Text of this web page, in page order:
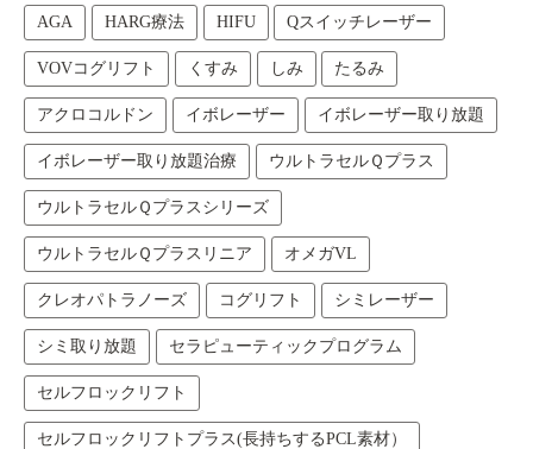
AGA HARG療法 HIFU Qスイッチレーザー
VOVコグリフト くすみ しみ たるみ
アクロコルドン イボレーザー イボレーザー取り放題
イボレーザー取り放題治療 ウルトラセルＱプラス
ウルトラセルＱプラスシリーズ
ウルトラセルＱプラスリニア オメガVL
クレオパトラノーズ コグリフト シミレーザー
シミ取り放題 セラピューティックプログラム
セルフロックリフト
セルフロックリフトプラス(長持ちするPCL素材）